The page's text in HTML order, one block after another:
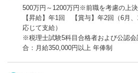
500万円～1200万円※前職を考慮の上
【昇給】年1回 【賞与】年2回（6月
応じて支給）
※税理士試験5科目合格者および公認
合：月給350,000円以上 年俸制